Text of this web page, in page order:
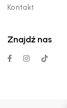
Kontakt
Znajdź nas